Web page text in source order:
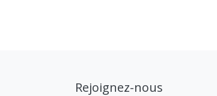
Rejoignez-nous